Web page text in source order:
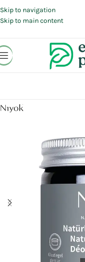
Skip to navigation
Skip to main content
Beleza |